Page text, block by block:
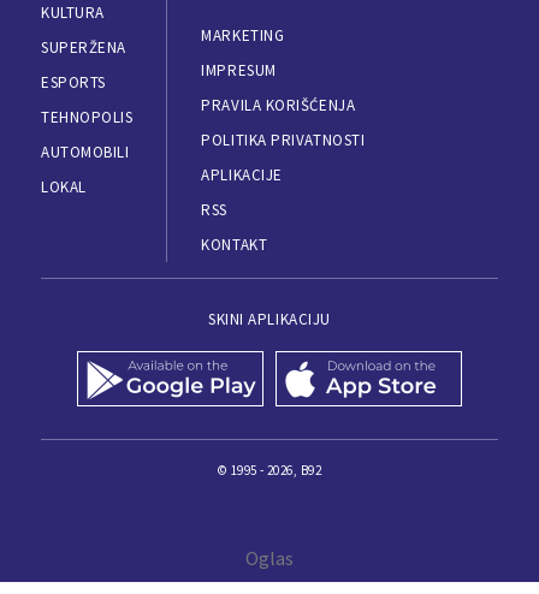
KULTURA
SUPERŽENA
ESPORTS
TEHNOPOLIS
AUTOMOBILI
LOKAL
MARKETING
IMPRESUM
PRAVILA KORIŠĆENJA
POLITIKA PRIVATNOSTI
APLIKACIJE
RSS
KONTAKT
SKINI APLIKACIJU
© 1995 - 2026, B92